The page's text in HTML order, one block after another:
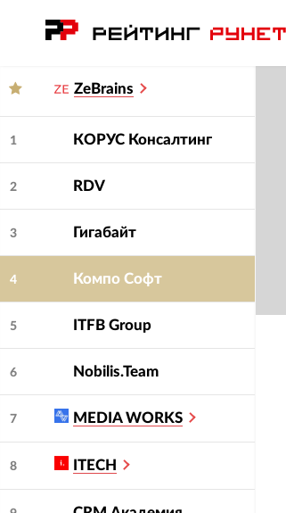
ZeBrains
1 КОРУС Консалтинг
2 RDV
3 Гигабайт
4 Компо Софт
5 ITFB Group
6 Nobilis.Team
7 MEDIA WORKS
8 ITECH